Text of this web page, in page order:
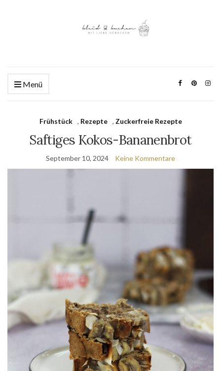
Menü
Frühstück , Rezepte , Zuckerfreie Rezepte
Saftiges Kokos-Bananenbrot
September 10, 2024 Keine Kommentare